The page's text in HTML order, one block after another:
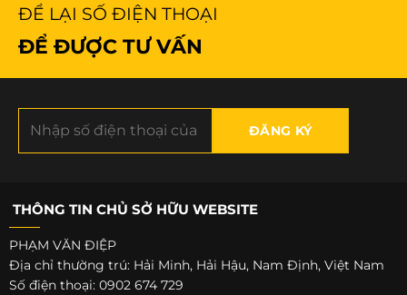
ĐỂ LẠI SỐ ĐIỆN THOẠI
ĐỂ ĐƯỢC TƯ VẤN
THÔNG TIN CHỦ SỞ HỮU WEBSITE
PHẠM VĂN ĐIỆP
Địa chỉ thường trú: Hải Minh, Hải Hậu, Nam Định, Việt Nam
Số điện thoại: 0902 674 729